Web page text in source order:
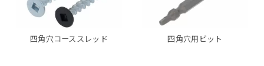
四角穴コーススレッド 四角穴用ビット